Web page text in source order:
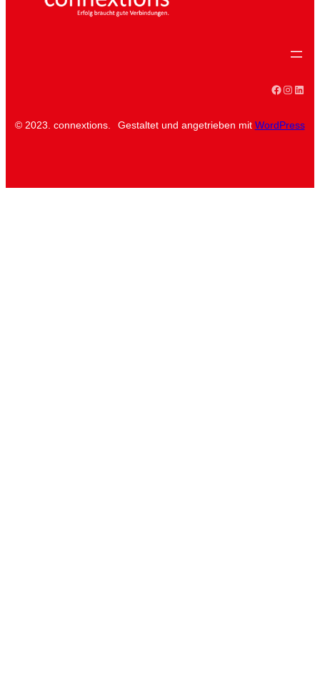
Facebook
© 2023. connextions. Gestaltet und angetrieben mit WordPress